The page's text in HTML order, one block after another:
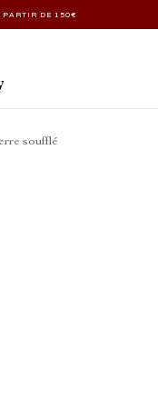
PARTIR DE 150€
soufflé